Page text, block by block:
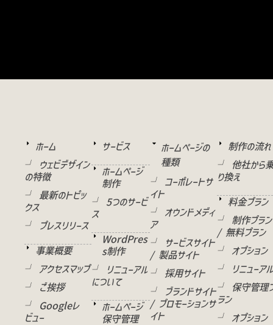
ホーム
└ ウェビデザイン
の特徴
└ 最新のトピッ
クス
└ プレスリリース
事業概要
└ アクセスマップ
└ ご挨拶
└ Googleレ
ビュー
サービス
ホームページ
制作
└ 5つのサービ
ス
WordPres
s制作
└ リニューアル
について
ホームページ
保守管理
ホームページの
種類
└ コーポレートサ
イト
└ オウンドメディ
ア
└ サービスサイト
/ 製品サイト
└ 採用サイト
└ ブランドサイト
/ プロモーションサ
イト
制作の流れ
└ 他社から
り換え
料金プラン
└ 制作プラン
/ 無料プラン
└ オプション
└ リニューアル
└ 保守管理
ラン
└ オプション